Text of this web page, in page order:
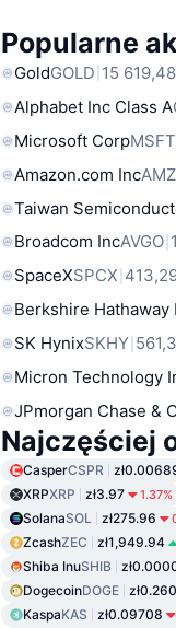
Popularne
GoldGOLD 15
Alphabet Inc Class A
Microsoft CorpMSFT
Amazon.com Inc
Taiwan
Broadcom IncAVGO
SpaceXSPCX
Berkshire Hathaway
SK HynixSKHY
Micron Technology
JPmorgan Chase &
Najczęściej
CasperCSPR
XRPXRP zł3.97 1.37%
SolanaSOL zł275.96
ZcashZEC zł1,949.94
Shiba InuSHIB
DogecoinDOGE
KaspaKAS zł0.09708